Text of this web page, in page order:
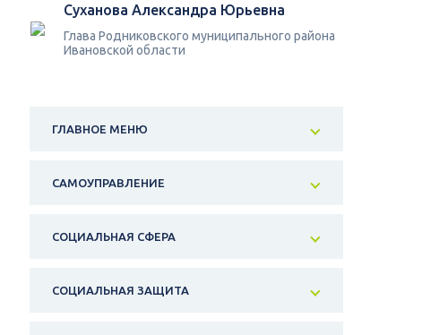
Суханова Александра Юрьевна
Глава Родниковского муниципального района
Ивановской области
ГЛАВНОЕ МЕНЮ
САМОУПРАВЛЕНИЕ
СОЦИАЛЬНАЯ СФЕРА
СОЦИАЛЬНАЯ ЗАЩИТА